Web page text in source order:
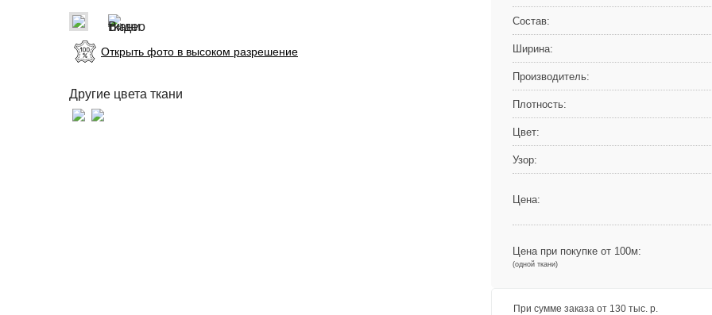
Открыть фото в высоком разрешение
Другие цвета ткани
Состав:
Ширина:
Производитель:
Плотность:
Цвет:
Узор:
Цена:
Цена при покупке от 100м:
(одной ткани)
При сумме заказа от 130 тыс. р.